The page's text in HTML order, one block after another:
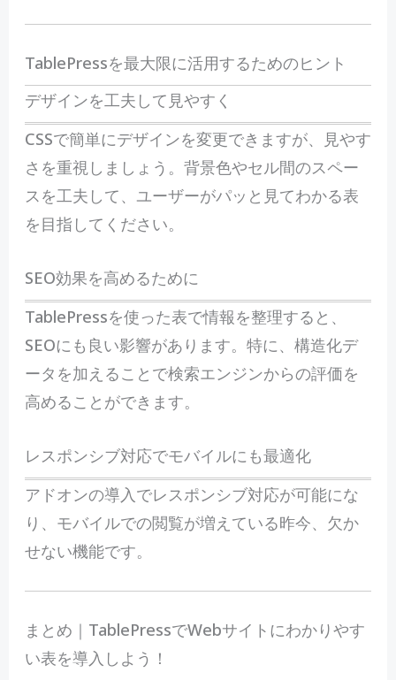
TablePressを最大限に活用するためのヒント
デザインを工夫して見やすく
CSSで簡単にデザインを変更できますが、見やす
さを重視しましょう。背景色やセル間のスペー
スを工夫して、ユーザーがパッと見てわかる表
を目指してください。
SEO効果を高めるために
TablePressを使った表で情報を整理すると、
SEOにも良い影響があります。特に、構造化デ
ータを加えることで検索エンジンからの評価を
高めることができます。
レスポンシブ対応でモバイルにも最適化
アドオンの導入でレスポンシブ対応が可能にな
り、モバイルでの閲覧が増えている昨今、欠か
せない機能です。
まとめ｜TablePressでWebサイトにわかりやす
い表を導入しよう！